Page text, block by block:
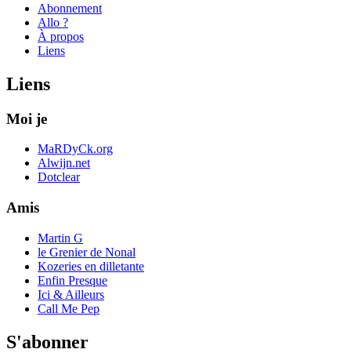
Abonnement
Allo ?
À propos
Liens
Liens
Moi je
MaRDyCk.org
Alwijn.net
Dotclear
Amis
Martin G
le Grenier de Nonal
Kozeries en dilletante
Enfin Presque
Ici & Ailleurs
Call Me Pep
S'abonner